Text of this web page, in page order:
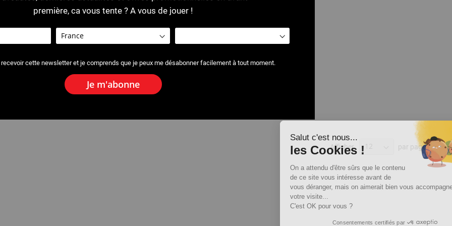
Afficher par page
première, ca vous tente ? A vous de jouer !
cette newsletter et je comprends que je peux me désabonner facilement à tout moment.
Je m'abonne
Salut c'est nous...
les Cookies !
On a attendu d'être sûrs que le contenu
de ce site vous intéresse avant de
vous déranger, mais on aimerait bien vous accompagner pendant
C'est OK pour vous ?
Consentements certifiés par